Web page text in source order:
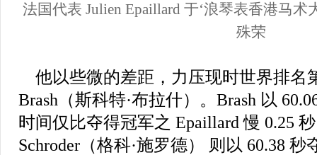
法国代表 Julien Epaillard 于‘浪琴表香港马术
殊荣
他以些微的差距，力压现时世界排名
Brash（斯科特·布拉什）。Brash 以
时间仅比夺得冠军之 Epaillard 慢 0.25
Schroder（格科·施罗德） 则以 60.38 秒